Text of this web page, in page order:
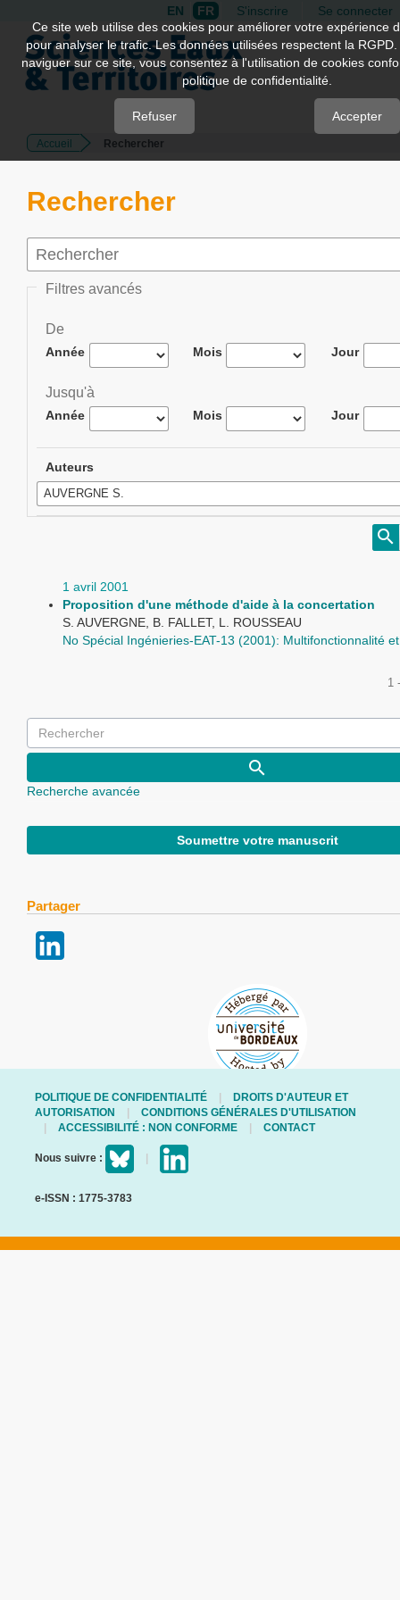
Quick
jump
page
Main
Content
EN FR S'inscrire Se connecter
Accueil Rechercher
Rechercher
Filtres avancés
De
Année Mois Jour
Jusqu'à
Année Mois Jour
Auteurs
1 avril 2001
Proposition d'une méthode d'aide à la concertation
S. AUVERGNE, B. FALLET, L. ROUSSEAU
No Spécial Ingénieries-EAT-13 (2001): Multifonctionnalité
1
Recherche avancée
Soumettre votre manuscrit
Partager
POLITIQUE DE CONFIDENTIALITÉ
DROITS D'AUTEUR ET
AUTORISATION
CONDITIONS GÉNÉRALES D'UTILISATION
ACCESSIBILITÉ : NON CONFORME
CONTACT
Nous suivre :
e-ISSN : 1775-3783
Ce site web utilise des cookies pour améliorer votre expérience
pour analyser le trafic. Les données utilisées respectent la
naviguer sur ce site, vous consentez à l'utilisation de cookies
politique de confidentialité.
Refuser Accepter